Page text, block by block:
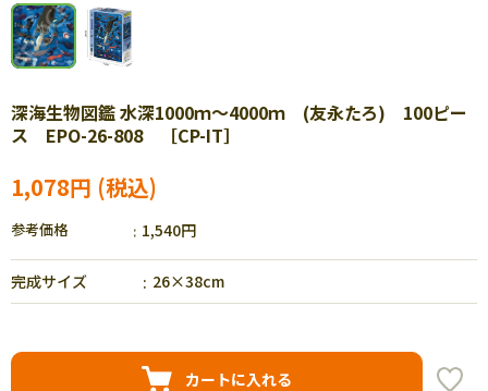
深海生物図鑑 水深1000ｍ～4000ｍ (友永たろ) 100ピー
ス EPO-26-808 ［CP-IT］
1,078円
参考価格 1,540円
完成サイズ 26×38cm
カートに入れる